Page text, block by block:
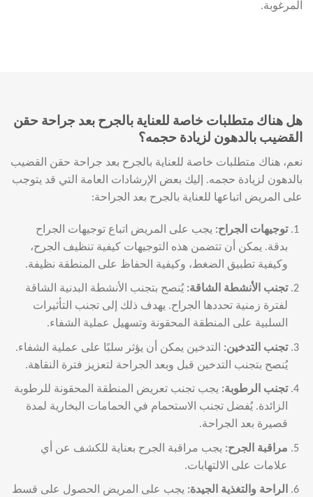
المرغوبة.
هل هناك متطلبات خاصة للعناية بالجرح بعد جراحة حقن
القضيب بالدهون لزيادة حجمه؟
نعم، هناك متطلبات خاصة للعناية بالجرح بعد جراحة حقن القضيب
بالدهون لزيادة حجمه. إليك بعض الإرشادات العامة التي قد يتوجب
على المريض اتباعها للعناية بالجرح بعد الجراحة:
توجيهات الجراح: يجب على المريض اتباع توجيهات الجراح
بدقة. يمكن أن تتضمن هذه التوجيهات كيفية تنظيف الجرح،
وكيفية تطبيق الضغط، وكيفية الحفاظ على المنطقة نظيفة.
تجنب الأنشطة الشاقة: يُنصح بتجنب الأنشطة البدنية الشاقة
لفترة زمنية تحددها الجراح. يهدف ذلك إلى تجنب التأثيرات
السلبية على المنطقة المحقونة وتسهيل عملية الشفاء.
تجنب التدخين: التدخين يمكن أن يؤثر سلبًا على عملية الشفاء.
يُنصح بتجنب التدخين قبل وبعد الجراحة لتعزيز فترة النقاهة.
تجنب الرطوبة: يجب تجنب تعريض المنطقة المحقونة للرطوبة
الزائدة. يُفضل تجنب الاستحمام في الحمامات البخارية لمدة
قصيرة بعد الجراحة.
مراقبة الجرح: يجب مراقبة الجرح بعناية للكشف عن أي
علامات على الالتهابات.
الراحة والتغذية الجيدة: يجب على المريض الحصول على قسط